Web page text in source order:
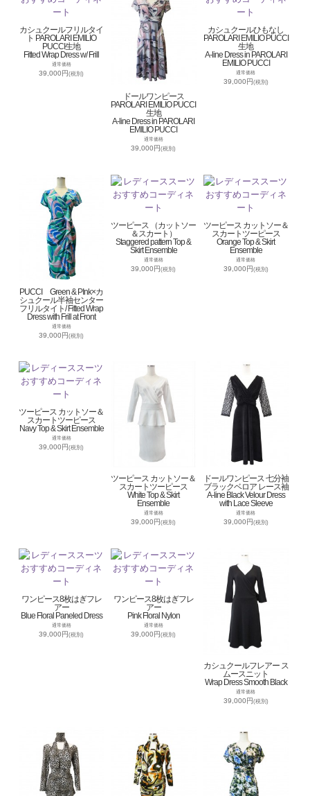
カシュクールフリルタイ
ト PAROLARI EMILIO
PUCCI生地
Fitted Wrap Dress w/ Frill
通常価格
39,000円(税別)
ドールワンピース
PAROLARI EMILIO PUCCI
生地
A-line Dress in PAROLARI
EMILIO PUCCI
通常価格
39,000円(税別)
カシュクールひもなし
PAROLARI EMILIO PUCCI
生地
A-line Dress in PAROLARI
EMILIO PUCCI
通常価格
39,000円(税別)
PUCCI Green & PInk×カ
シュクール半袖センター
フリルタイト/ Fitted Wrap
Dress with Frill at Front
通常価格
39,000円(税別)
ツーピース （カットソー
＆スカート）
Staggered pattern Top &
Skirt Ensemble
通常価格
39,000円(税別)
ツーピース カットソー＆
スカートツーピース
Orange Top & Skirt
Ensemble
通常価格
39,000円(税別)
ツーピース カットソー＆
スカートツーピース
Navy Top & Skirt Ensemble
通常価格
39,000円(税別)
ツーピース カットソー＆
スカートツーピース
White Top & Skirt
Ensemble
通常価格
39,000円(税別)
ドールワンピース 七分袖
ブラックベロア レース袖
A-line Black Velour Dress
with Lace Sleeve
通常価格
39,000円 (税別)
ワンピース8枚はぎフレ
アー
Blue Floral Paneled Dress
通常価格
39,000円(税別)
ワンピース8枚はぎフレ
アー
Pink Floral Nylon
通常価格
39,000円(税別)
カシュクールフレアー ス
ムースニット
Wrap Dress Smooth Black
通常価格
39,000円 (税別)